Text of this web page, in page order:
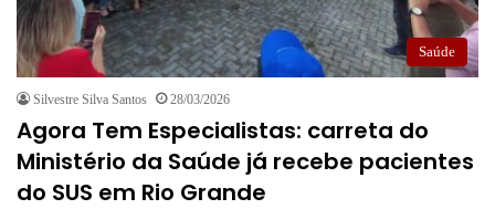
Saúde
Silvestre Silva Santos 28/03/2026
Agora Tem Especialistas: carreta do
Ministério da Saúde já recebe pacientes
do SUS em Rio Grande